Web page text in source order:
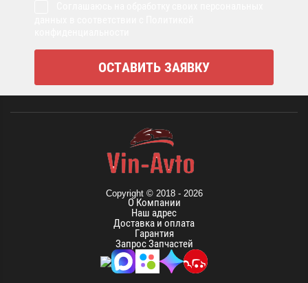
Copyright © 2018 - 2026
О Компании
Наш адрес
Доставка и оплата
Гарантия
Запрос Запчастей